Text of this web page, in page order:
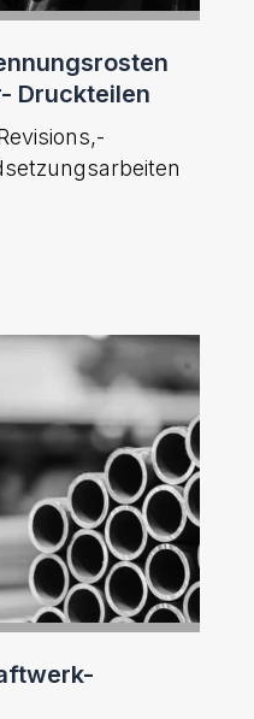
Druckteilen